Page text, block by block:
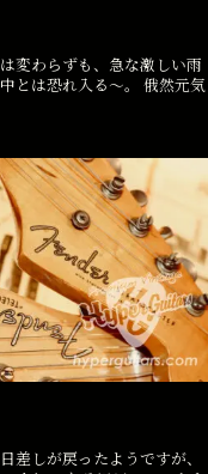
変わらずも、急な激しい雨
とは恐れ入る〜。 俄然元気
差しが戻ったようですが、